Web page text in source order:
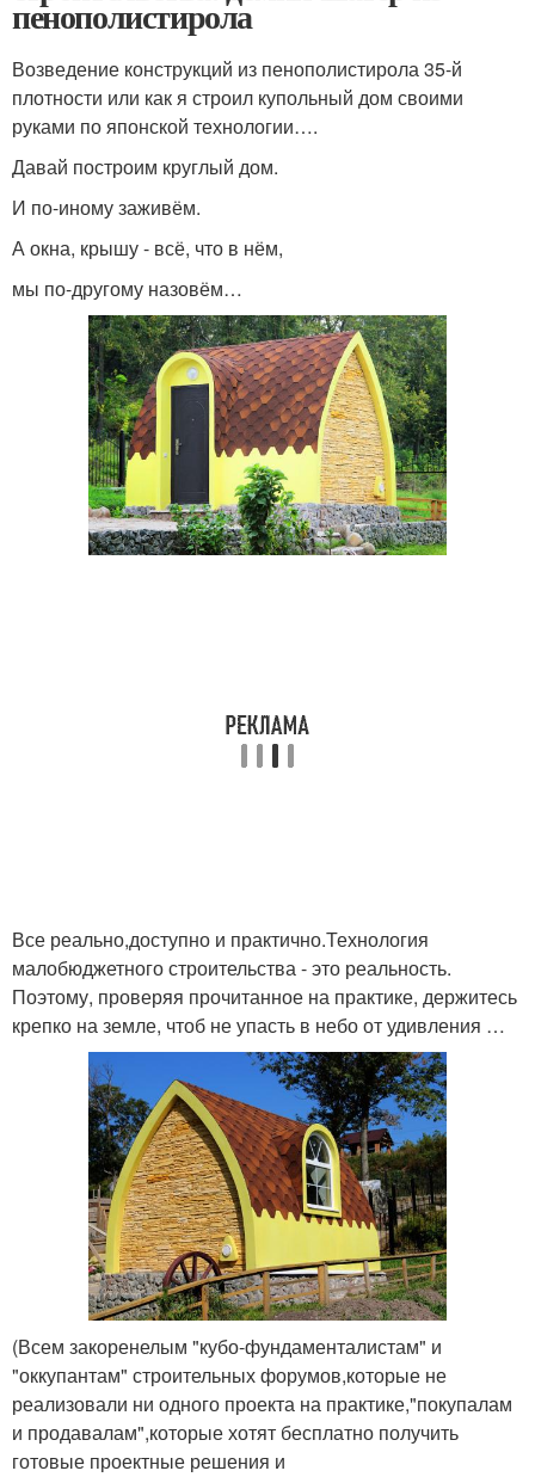
пенополистирола
Возведение конструкций из пенополистирола 35-й
плотности или как я строил купольный дом своими
руками по японской технологии….
Давай построим круглый дом.
И по-иному заживём.
А окна, крышу - всё, что в нём,
мы по-другому назовём…
Все реально,доступно и практично.Технология
малобюджетного строительства - это реальность.
Поэтому, проверяя прочитанное на практике, держитесь
крепко на земле, чтоб не упасть в небо от удивления …
(Всем закоренелым "кубо-фундаменталистам" и
"оккупантам" строительных форумов,которые не
реализовали ни одного проекта на практике,"покупалам
и продавалам",которые хотят бесплатно получить
готовые проектные решения и